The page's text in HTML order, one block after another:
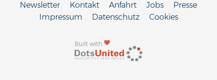
Built with
Newsletter Kontakt Anfahrt Jobs
Presse
Impressum
Datenschutz Cookies